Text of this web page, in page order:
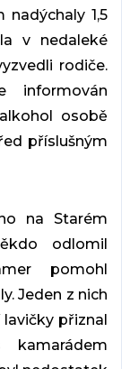
1,5
v nedaleké
rodiče.
informován
osobě
příslušným
na Starém
odlomil
pomohl
Jeden z nich
přiznal